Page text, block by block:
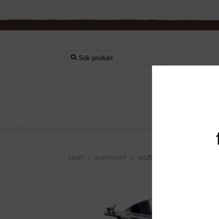
Start / Sortiment / Våfflor & Crepes